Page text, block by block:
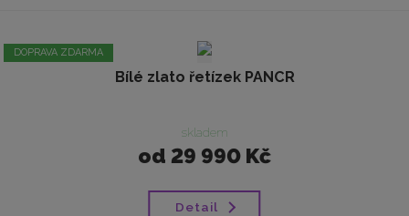
DOPRAVA ZDARMA
Bílé zlato řetízek PANCR
skladem
od 29 990 Kč
Detail